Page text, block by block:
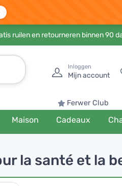
ruilen en retourneren binnen 90
Inloggen
Mijn account
Ferwer Club
Maison Cadeaux
la santé et la